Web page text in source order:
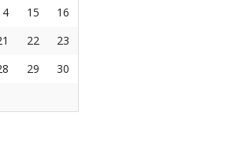
15
16
22
23
29
30